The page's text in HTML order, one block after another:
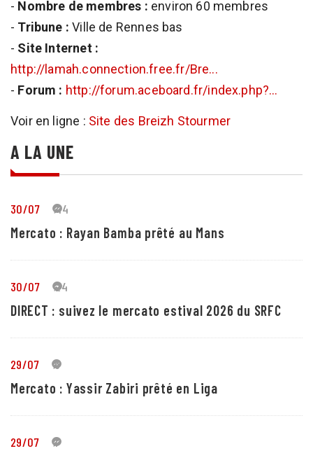
- Nombre de membres : environ 60 membres
- Tribune : Ville de Rennes bas
- Site Internet :
http://lamah.connection.free.fr/Bre...
- Forum : http://forum.aceboard.fr/index.php?...
Voir en ligne : Site des Breizh Stourmer
A LA UNE
30/07 44
Mercato : Rayan Bamba prêté au Mans
30/07 24
DIRECT : suivez le mercato estival 2026 du SRFC
29/07 5
Mercato : Yassir Zabiri prêté en Liga
29/07 1